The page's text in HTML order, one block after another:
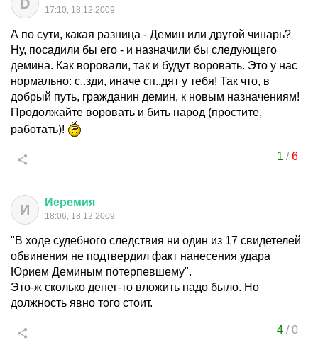
D 17:10, 18.12.2009
А по сути, какая разница - Демин или другой чинарь?
Ну, посадили бы его - и назначили бы следующего
демина. Как воровали, так и будут воровать. Это у нас
нормально: с..зди, иначе сп..дят у тебя! Так что, в
добрый путь, гражданин демин, к новым назначениям!
Продолжайте воровать и бить народ (простите,
работать)!
1 /6
И Иеремия
18:06, 18.12.2009
"В ходе судебного следствия ни один из 17 свидетелей
обвинения не подтвердил факт нанесения удара
Юрием Деминым потерпевшему".
Это-ж сколько денег-то вложить надо было. Но
должность явно того стоит.
4/0